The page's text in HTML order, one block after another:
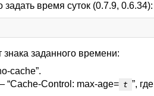
задать время суток (0.7.9, 0.6.34):
заданного времени:
cache”.
Control: max-age= t ”, где